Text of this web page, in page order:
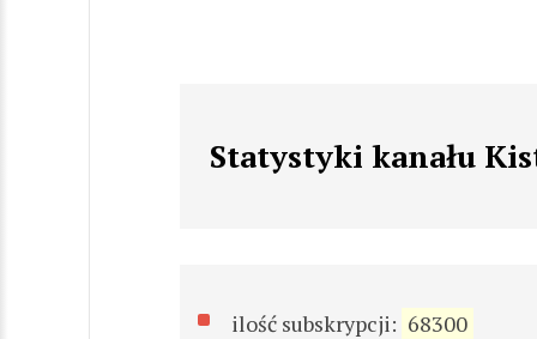
Statystyki kanału
ilość subskrypcji: 68300